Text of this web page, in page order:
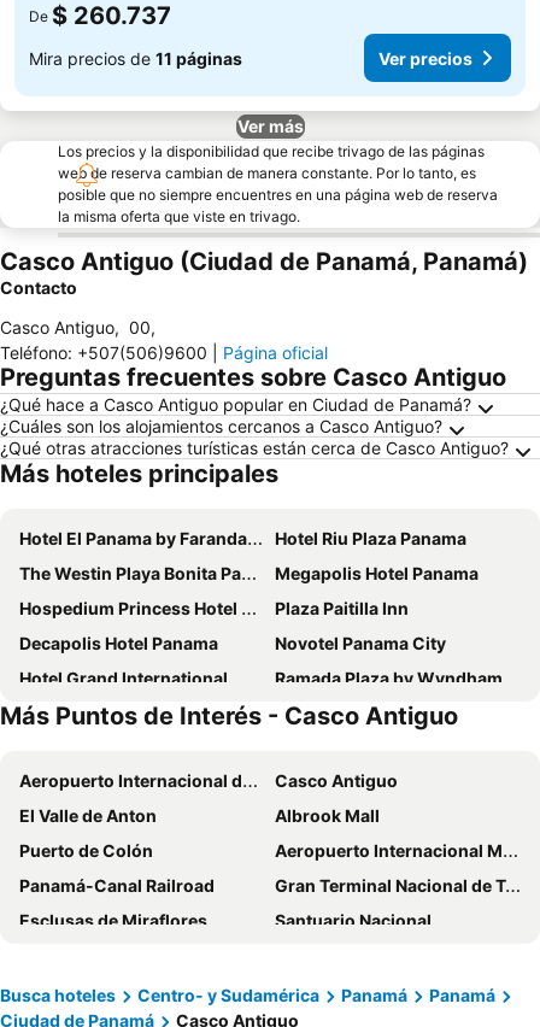
De $ 260.737
Mira precios de 11 páginas Ver precios
Ver más
Los precios y la disponibilidad que recibe trivago de las páginas
web de reserva cambian de manera constante. Por lo tanto, es
posible que no siempre encuentres en una página web de reserva
la misma oferta que viste en trivago.
Casco Antiguo (Ciudad de Panamá, Panamá)
Contacto
Casco Antiguo, 00,
Teléfono: +507(506)9600 Página oficial
Preguntas frecuentes sobre Casco Antiguo
¿Qué hace a Casco Antiguo popular en Ciudad de Panamá?
¿Cuáles son los alojamientos cercanos a Casco Antiguo?
¿Qué otras atracciones turísticas están cerca de Casco Antiguo?
Más hoteles principales
Hotel El Panama by Faranda Grand, a member of Radisson Individuals
Hotel Riu Plaza Panama
The Westin Playa Bonita Panama
Megapolis Hotel Panama
Hospedium Princess Hotel Panamá
Plaza Paitilla Inn
Decapolis Hotel Panama
Novotel Panama City
Hotel Grand International
Ramada Plaza by Wyndham Panama Punta Pacifica
Hotel Faranda Express Soloy and Casino, a member of Radisson Individuals
Holiday Inn Panama Distrito Financiero by IHG
Hampton By Hilton Panama
Hotel Principe
Riande Urban Hotel
Hotel Costa Inn
Courtyard by Marriott Panama Multiplaza Mall
Riande Aeropuerto Hotel Casino
Sheraton Grand Panama
Hilton Panama
Waldorf Astoria Panama
TRYP by Wyndham Panama Centro
Wyndham Garden Panama Centro
Holiday Inn Panama Canal By Ihg
Más Puntos de Interés - Casco Antiguo
Aeropuerto Internacional de Tocumen
Casco Antiguo
El Valle de Anton
Albrook Mall
Puerto de Colón
Aeropuerto Internacional Marcos A Gelabert o Albrook
Panamá-Canal Railroad
Gran Terminal Nacional de Transporte de Albrook
Esclusas de Miraflores
Santuario Nacional
Museo Patronato Panama Viejo
Hipódromo Presidente Remón
Busca hoteles Centro- y Sudamérica Panamá
Panamá
Ciudad de Panamá
Casco Antiguo